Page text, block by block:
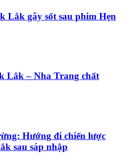
Lắk gây sốt sau phim Hẹn
Lắk – Nha Trang chất
Hướng đi chiến lược
sau sáp nhập